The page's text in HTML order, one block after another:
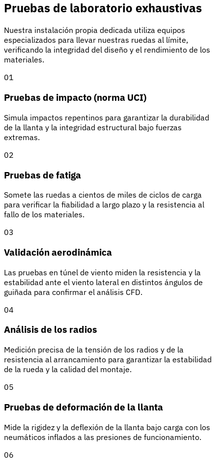
Pruebas de laboratorio exhaustivas
Nuestra instalación propia dedicada utiliza equipos
especializados para llevar nuestras ruedas al límite,
verificando la integridad del diseño y el rendimiento de los
materiales.
01
Pruebas de impacto (norma UCI)
Simula impactos repentinos para garantizar la durabilidad
de la llanta y la integridad estructural bajo fuerzas
extremas.
02
Pruebas de fatiga
Somete las ruedas a cientos de miles de ciclos de carga
para verificar la fiabilidad a largo plazo y la resistencia al
fallo de los materiales.
03
Validación aerodinámica
Las pruebas en túnel de viento miden la resistencia y la
estabilidad ante el viento lateral en distintos ángulos de
guiñada para confirmar el análisis CFD.
04
Análisis de los radios
Medición precisa de la tensión de los radios y de la
resistencia al arrancamiento para garantizar la estabilidad
de la rueda y la calidad del montaje.
05
Pruebas de deformación de la llanta
Mide la rigidez y la deflexión de la llanta bajo carga con los
neumáticos inflados a las presiones de funcionamiento.
06